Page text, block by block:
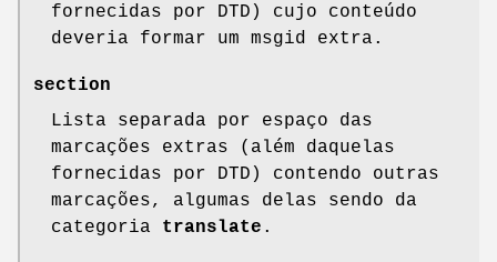
fornecidas por DTD) cujo conteúdo
deveria formar um msgid extra.
section
Lista separada por espaço das
marcações extras (além daquelas
fornecidas por DTD) contendo outras
marcações, algumas delas sendo da
categoria translate .